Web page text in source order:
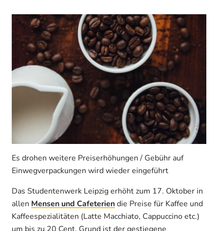
Es drohen weitere Preiserhöhungen / Gebühr auf
Einwegverpackungen wird wieder eingeführt
Das Studentenwerk Leipzig erhöht zum 17. Oktober in
allen Mensen und Cafeteriendie Preise für Kaffee und
Kaffeespezialitäten (Latte Macchiato, Cappuccino etc.)